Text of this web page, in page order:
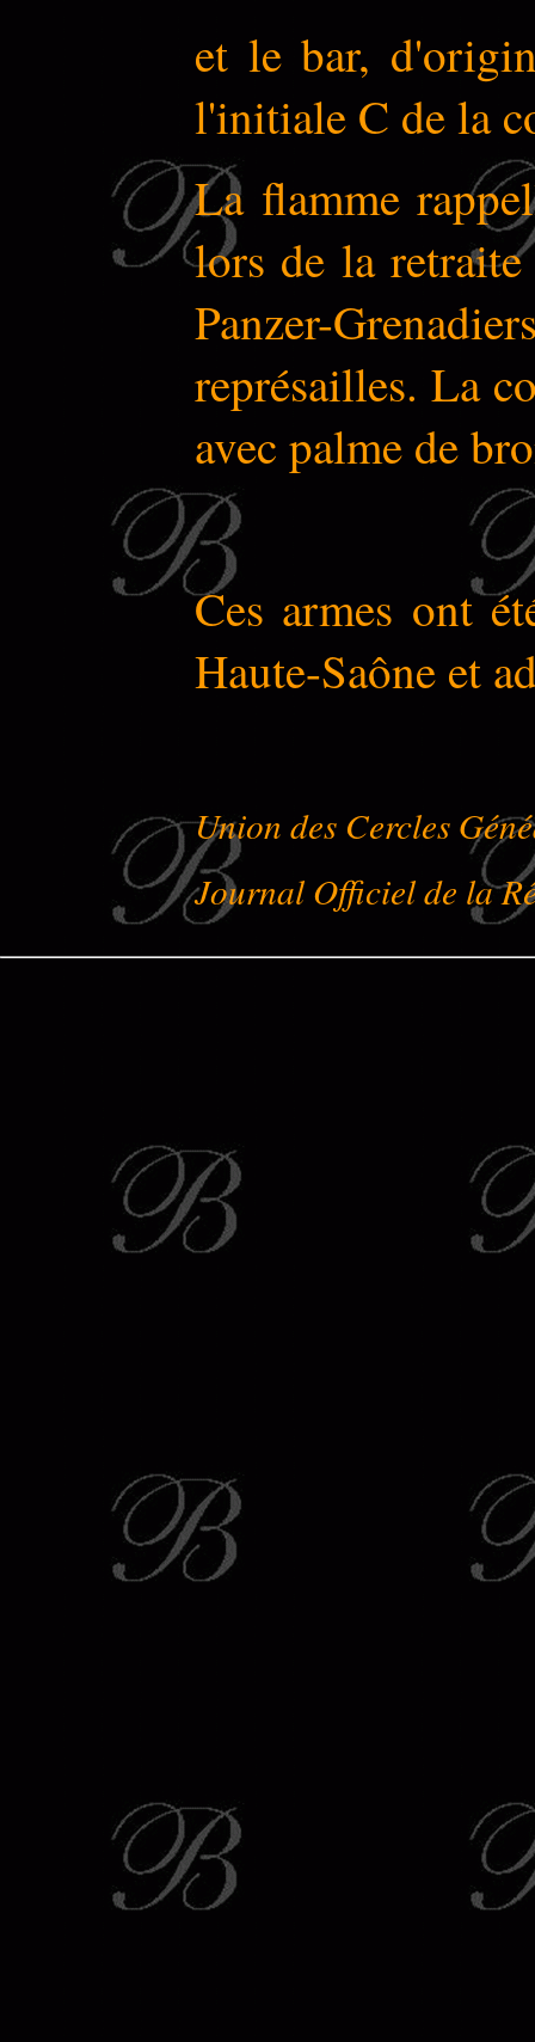
et le bar,
l'initiale C de la
La flamme
lors de la
Panzer-
représailles. La
avec palme de
Ces armes ont
Haute-Saône et
Union des Cercles
Journal Officiel de la